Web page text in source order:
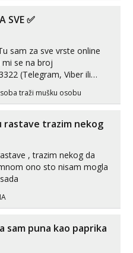
još nisi vidio. Uvijek sam
SVE ✅
sam za sve vrste online
mi se na broj
(Telegram, Viber ili
traži mušku osobu
rastave trazim nekog
, trazim nekog da
ono sto nisam mogla
sam puna kao paprika